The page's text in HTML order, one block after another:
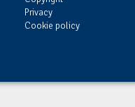
Privacy
Cookie policy